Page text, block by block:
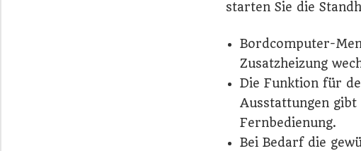
starten Sie die
Bordcomputer-
Zusatzheizung
Die Funktion für
Ausstattungen gibt
Fernbedienung.
Bei Bedarf die